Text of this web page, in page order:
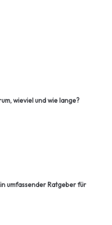
wieviel und wie lange?
umfassender Ratgeber für